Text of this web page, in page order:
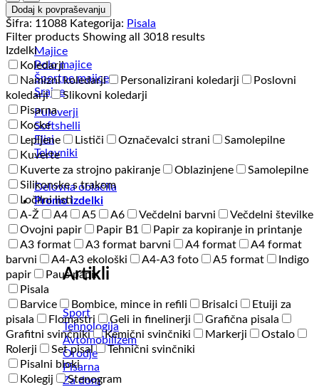
Vsi artikli
Majice
Polo majice
Športne majice
Srajce
Puloverji
Softshelli
Flisi
Telovniki
Delovna oblačila
Promo izdelki
Artikli
Šport
Tehnologija
Avtomobilizem
Orodje
Pisarna
Za dom
svinčnik
-
Oggi
Rose
Gold
količina
Dodaj k povpraševanju
Šifra: 11088 Kategorija: Pisala
Filter products Showing all 3018 results
Izdelki
Koledarji
Namizni koledarji
Personalizirani koledarji
Poslovni
koledarji
Slikovni koledarji
Pisarna
Kocke
Lepljene
Lističi Označevalci strani
Samolepilne
Kuverte
Kuverte za strojno pakiranje
Oblazinjene
Samolepilne
Silikonske s trakom
Ločilni listi
A-Ž
A4 A5 A6 Večdelni barvni
Večdelni številke
Ovojni papir
Papir B1
Papir za kopiranje in printanje
A3 format
A3 format barvni A4 format
A4 format
barvni
A4-A3 ekološki A4-A3 foto A5 format
Indigo
papir
Paus papir
Pisala
Barvice
Bombice, mince in refili Brisalci
Etuiji za
pisala
Flomastri Geli in finelinerji
Grafična pisala
Grafitni svinčniki
Kemični svinčniki Markerji
Ostalo
Rolerji
Set pisal
Tehnični svinčniki
Pisalni bloki
Kolegij
Stenogram